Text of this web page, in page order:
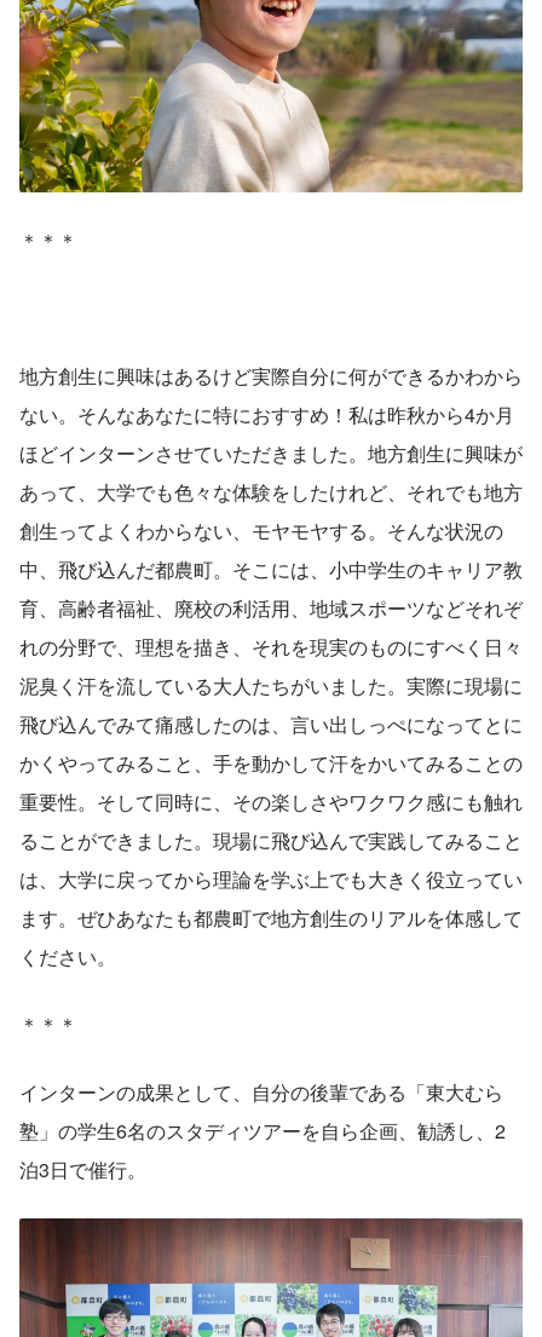
＊＊＊
地方創生に興味はあるけど実際自分に何ができるかわから
ない。そんなあなたに特におすすめ！私は昨秋から4か月
ほどインターンさせていただきました。地方創生に興味が
あって、大学でも色々な体験をしたけれど、それでも地方
創生ってよくわからない、モヤモヤする。そんな状況の
中、飛び込んだ都農町。そこには、小中学生のキャリア教
育、高齢者福祉、廃校の利活用、地域スポーツなどそれぞ
れの分野で、理想を描き、それを現実のものにすべく日々
泥臭く汗を流している大人たちがいました。実際に現場に
飛び込んでみて痛感したのは、言い出しっぺになってとに
かくやってみること、手を動かして汗をかいてみることの
重要性。そして同時に、その楽しさやワクワク感にも触れ
ることができました。現場に飛び込んで実践してみること
は、大学に戻ってから理論を学ぶ上でも大きく役立ってい
ます。ぜひあなたも都農町で地方創生のリアルを体感して
ください。
＊＊＊
インターンの成果として、自分の後輩である「東大むら
塾」の学生6名のスタディツアーを自ら企画、勧誘し、2
泊3日で催行。